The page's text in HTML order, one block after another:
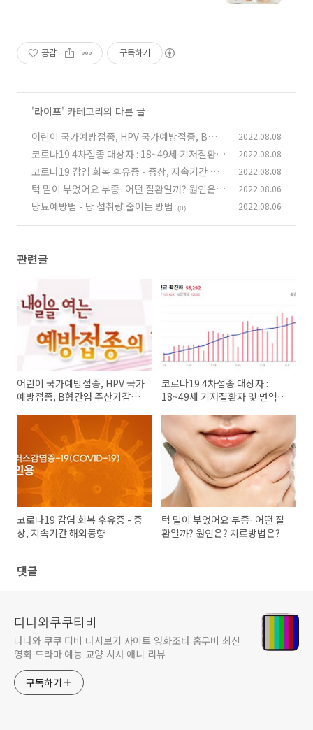
공감 구독하기
'라이프' 카테고리의 다른 글
어린이 국가예방접종, HPV 국가예방접종, B형간
염 주산기감염 예방접종, 어르신 폐렴구균 예방
접종 대상, 지원내용, 참여방법, 기본일정
(0)
2022.08.08
코로나19 4차접종 대상자 : 18~49세 기저질환자
및 면역저하자 (0)
2022.08.08
코로나19 감염 회복 후유증 - 증상, 지속기간 해
외동향
(0)
2022.08.08
턱 밑이 부었어요 부종- 어떤 질환일까? 원인은?
치료방법은? (0)
2022.08.06
당뇨예방법 - 당 섭취량 줄이는 방법 (0) 2022.08.06
관련글
어린이 국가예방접종, HPV 국가
예방접종, B형간염 주산기감염
접종 대상, 지원내용, 참여방법,
기본일정
코로나19 4차접종 대상자 :
18~49세 기저질환자 및 면역저
코로나19 감염 회복 후유증 - 증
상, 지속기간 해외동향
턱 밑이 부었어요 부종- 어떤 질
환일까? 원인은? 치료방법은?
댓글
다나와쿠쿠티비
다나와 쿠쿠 티비 다시보기 사이트 영화조타 홍무비 최신
영화 드라마 예능 교양 시사 애니 리뷰
구독하기